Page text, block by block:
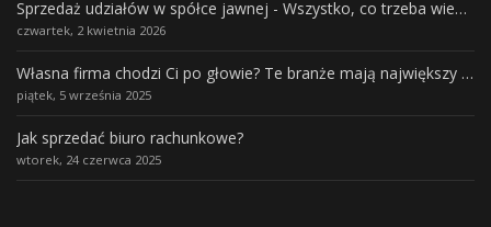
Sprzedaż udziałów w spółce jawnej - Wszystko, co trzeba wiedzieć.
czwartek, 2 kwietnia 2026
Własna firma chodzi Ci po głowie? Te branże mają największy potencjał rozwoju
piątek, 5 września 2025
Jak sprzedać biuro rachunkowe?
wtorek, 24 czerwca 2025